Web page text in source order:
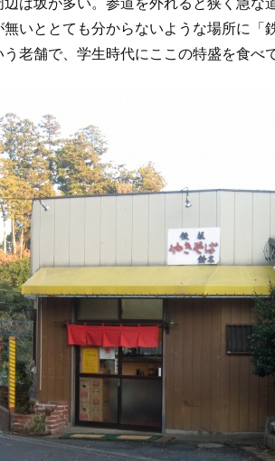
いととても分からないような場所に「
老舗で、学生時代にここの特盛を食べ